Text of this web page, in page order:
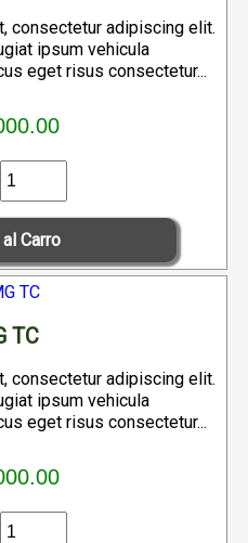
consectetur adipiscing elit.
ipsum vehicula
eget risus consectetur...
TC
consectetur adipiscing elit.
ipsum vehicula
eget risus consectetur...